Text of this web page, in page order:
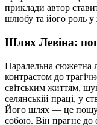
приклади автор
шлюбу та його роль
Шлях Левіна:
Паралельна сюжетна
контрастом до
світським життям,
селянській праці, у
Його шлях — це
собою. Він прагне до